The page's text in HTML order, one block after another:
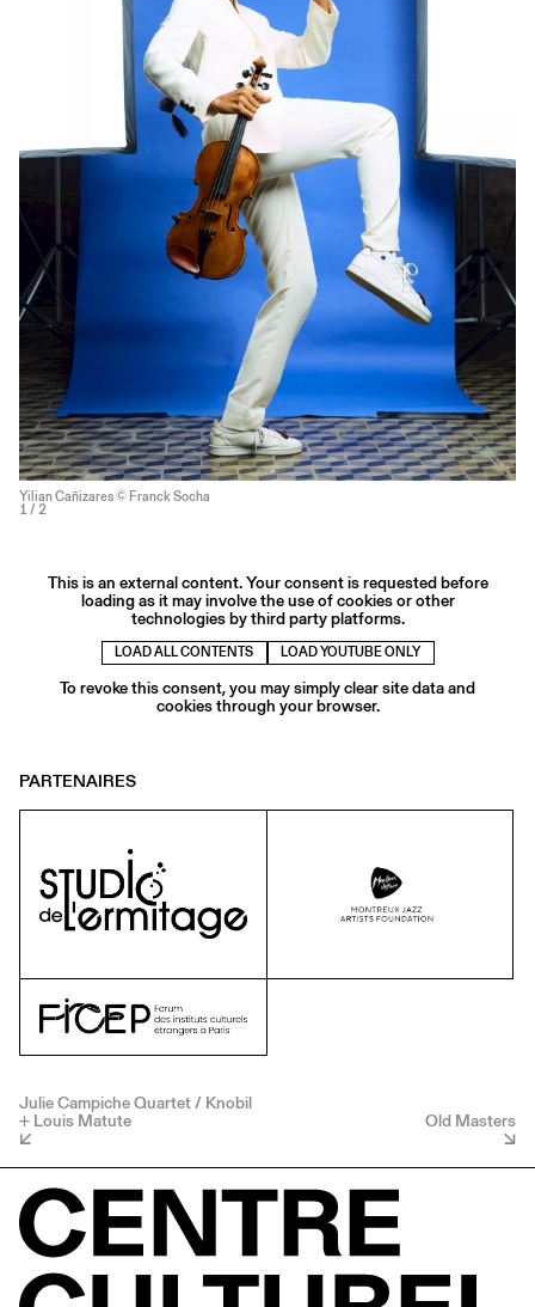
Yilian Cañizares © Franck Socha
1 / 2
This is an external content. Your consent is requested before
loading as it may involve the use of cookies or other
technologies by third party platforms.
LOAD ALL CONTENTS LOAD YOUTUBE ONLY
To revoke this consent, you may simply clear site data and
cookies through your browser.
PARTENAIRES
Julie Campiche Quartet / Knobil
+ Louis Matute Old Masters